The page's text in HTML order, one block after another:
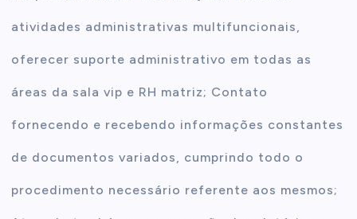
atividades administrativas multifuncionais,
oferecer suporte administrativo em todas as
áreas da sala vip e RH matriz; Contato
fornecendo e recebendo informações constantes
de documentos variados, cumprindo todo o
procedimento necessário referente aos mesmos;